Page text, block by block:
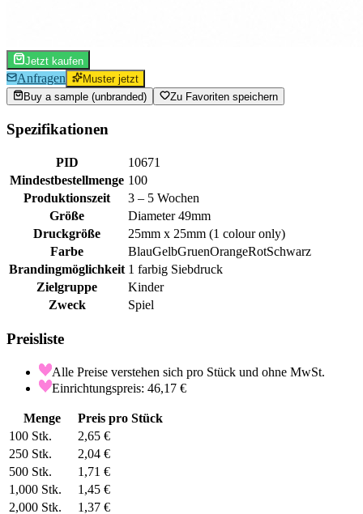
Jetzt kaufen
Anfragen
Muster jetzt
Buy a sample (unbranded)
Zu Favoriten speichern
Spezifikationen
PID
10671
Mindestbestellmenge 100
Produktionszeit
3 – 5 Wochen
Größe
Diameter 49mm
Druckgröße
25mm x 25mm (1 colour only)
Farbe
BlauGelbGruenOrangeRotSchwarz
Brandingmöglichkeit 1 farbig Siebdruck
Zielgruppe
Kinder
Zweck
Spiel
Preisliste
Alle Preise verstehen sich pro Stück und ohne MwSt.
Einrichtungspreis: 46,17 €
Menge
Preis pro Stück
100 Stk.
2,65 €
250 Stk.
2,04 €
500 Stk.
1,71 €
1,000 Stk.
1,45 €
2,000 Stk.
1,37 €